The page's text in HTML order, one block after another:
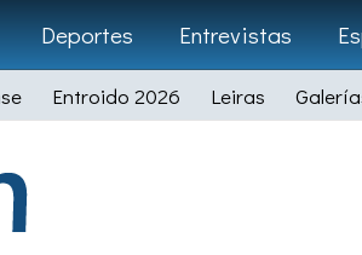
Deportes Entrevistas
Entroido 2026 Leiras